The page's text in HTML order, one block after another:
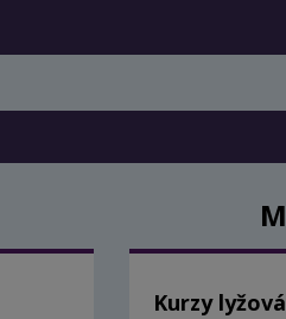
Kurzy